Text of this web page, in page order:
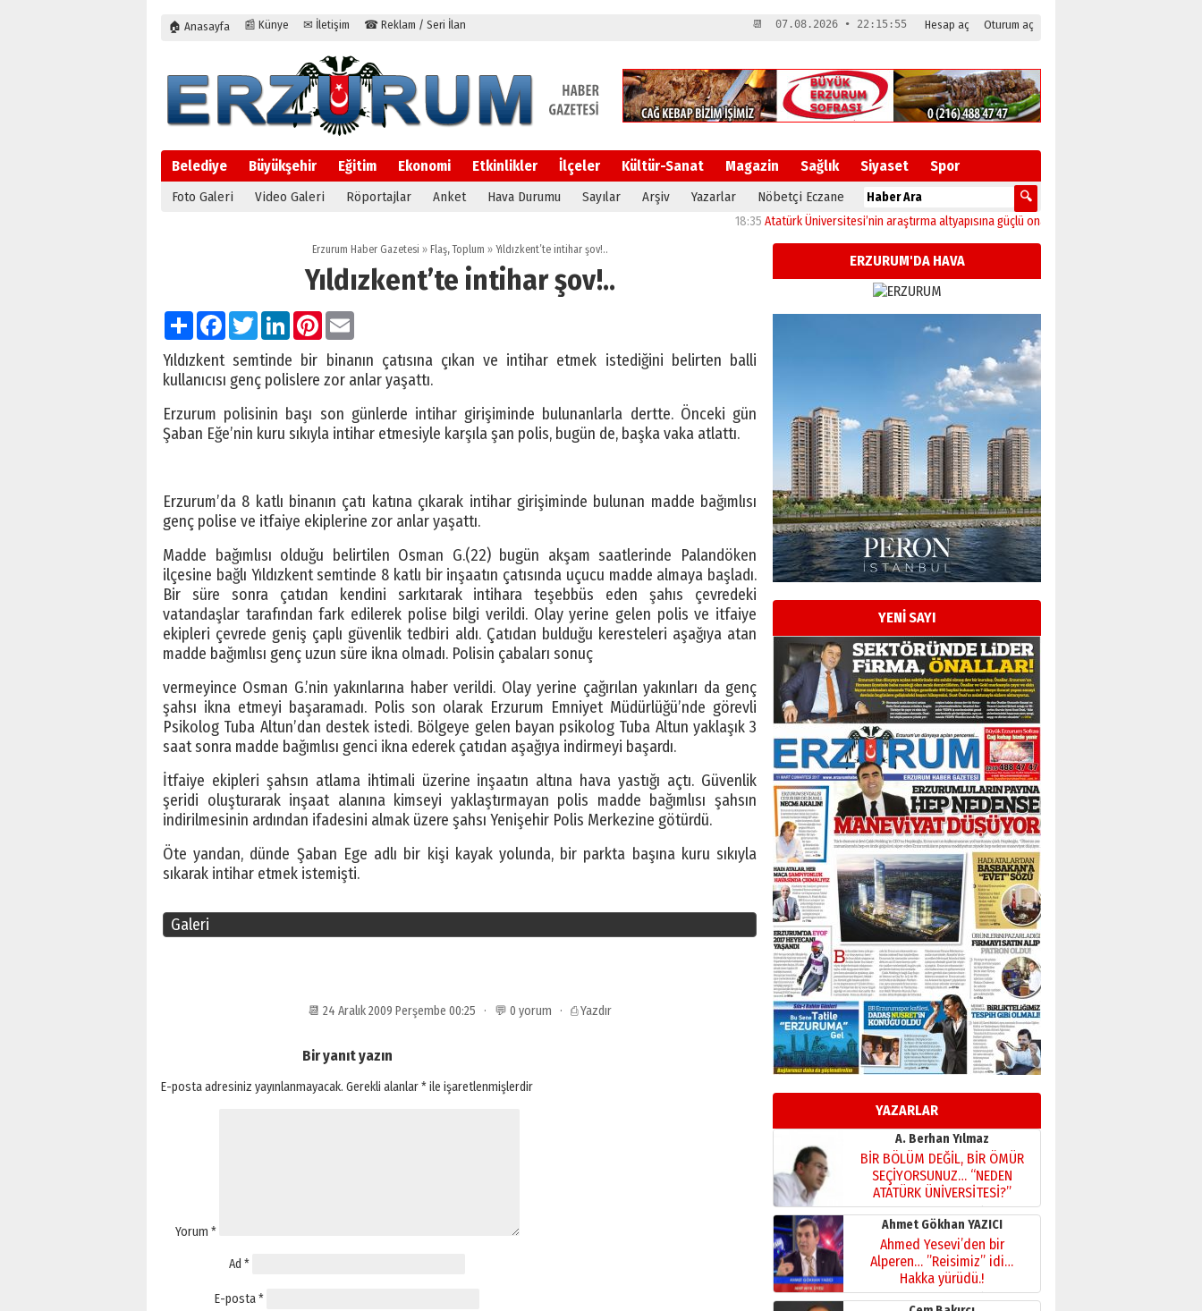
🏠 Anasayfa 📰 Künye ✉ İletişim ☎ Reklam / Seri İlan Hesap aç Oturum aç
📆 07.08.2026 • 22:15:55
Belediye Büyükşehir Eğitim Ekonomi Etkinlikler İlçeler Kültür-Sanat Magazin Sağlık Siyaset Spor
Foto Galeri Video Galeri Röportajlar Anket Hava Durumu Sayılar Arşiv Yazarlar Nöbetçi Eczane
Atatürk Üniversitesi’nin araştırma altyapısına güçlü onay 12:04
Erzurum Haber Gazetesi » Flaş,Toplum »Yıldızkent’te intihar şov!..
Yıldızkent’te intihar şov!..
PaylaşFacebook
TwitterLinkedInPinterest
Yıldızkent semtinde bir binanın çatısına çıkan ve intihar etmek istediğini belirten balli
kullanıcısı genç polislere zor anlar yaşattı.
Erzurum polisinin başı son günlerde intihar girişiminde bulunanlarla dertte. Önceki gün
Şaban Eğe’nin kuru sıkıyla intihar etmesiyle karşıla şan polis, bugün de, başka vaka atlattı.
Erzurum’da 8 katlı binanın çatı katına çıkarak intihar girişiminde bulunan madde bağımlısı
genç polise ve itfaiye ekiplerine zor anlar yaşattı.
Madde bağımlısı olduğu belirtilen Osman G.(22) bugün akşam saatlerinde Palandöken
ilçesine bağlı Yıldızkent semtinde 8 katlı bir inşaatın çatısında uçucu madde almaya başladı.
Bir süre sonra çatıdan kendini sarkıtarak intihara teşebbüs eden şahıs çevredeki
vatandaşlar tarafından fark edilerek polise bilgi verildi. Olay yerine gelen polis ve itfaiye
ekipleri çevrede geniş çaplı güvenlik tedbiri aldı. Çatıdan bulduğu keresteleri aşağıya atan
madde bağımlısı genç uzun süre ikna olmadı. Polisin çabaları sonuç
vermeyince Osman G.’nin yakınlarına haber verildi. Olay yerine çağırılan yakınları da genç
şahsı ikna etmeyi başaramadı. Polis son olarak Erzurum Emniyet Müdürlüğü’nde görevli
Psikolog Tuba Altun’dan destek istedi. Bölgeye gelen bayan psikolog Tuba Altun yaklaşık 3
saat sonra madde bağımlısı genci ikna ederek çatıdan aşağıya indirmeyi başardı.
İtfaiye ekipleri şahsın atlama ihtimali üzerine inşaatın altına hava yastığı açtı. Güvenlik
şeridi oluşturarak inşaat alanına kimseyi yaklaştırmayan polis madde bağımlısı şahsın
indirilmesinin ardından ifadesini almak üzere şahsı Yenişehir Polis Merkezine götürdü.
Öte yandan, dünde Şaban Ege adlı bir kişi kayak yolunda, bir parkta başına kuru sıkıyla
sıkarak intihar etmek istemişti.
Galeri
📆 24 Aralık 2009 Perşembe 00:25 · 💬 0 yorum · ⎙ Yazdır
Bir yanıt yazın
E-posta adresiniz yayınlanmayacak. Gerekli alanlar*ile işaretlenmişlerdir
Yorum *
Ad *
E-posta*
ERZURUM'DA HAVA
YENİ SAYI
YAZARLAR
Esat BİNDESEN
Başkan Sekmen’den Erzurum’a
bir vizyon proje daha!
02 Ağustos 2026 Pazar
Kadir SABUNCUOĞLU
Erzurumspor’un köşe taşları
29 Haziran 2026 Pazartesi
Kenan GÜLERCİ
Murat Şahsuvaroğlu ERKON’da
çıtayı yukarı taşırken,
yönetimdekiler aşağı
çekmemeli!
17 Şubat 2026 SalıOrhan BOZKURT
Bir fotoğraf, bir şehir, bir
gazeteci… Dizginler kimin
elinde?
A. Berhan Yılmaz
BİR BÖLÜM DEĞİL, BİR ÖMÜR
SEÇİYORSUNUZ… “NEDEN
ATATÜRK ÜNİVERSİTESİ?”
28 Temmuz 2026 Salı
Ahmet Gökhan YAZICI
Ahmed Yesevi’den bir
Alperen… ”Reisimiz” idi…
Hakka yürüdü.!
26 Mart 2026 Perşembe